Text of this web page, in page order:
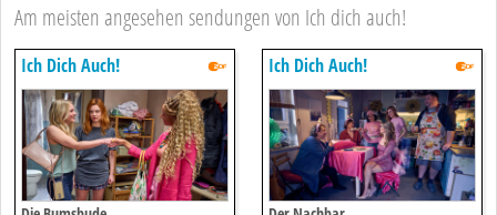
Am meisten angesehen sendungen von Ich dich auch!
Ich Dich Auch! Ich Dich Auch!